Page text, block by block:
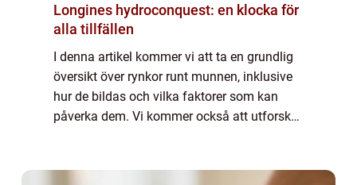
Longines hydroconquest: en klocka för
alla tillfällen
I denna artikel kommer vi att ta en grundlig
översikt över rynkor runt munnen, inklusive
hur de bildas och vilka faktorer som kan
påverka dem. Vi kommer också att utforska